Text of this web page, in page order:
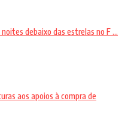
debaixo das estrelas no F ...
aos apoios à compra de